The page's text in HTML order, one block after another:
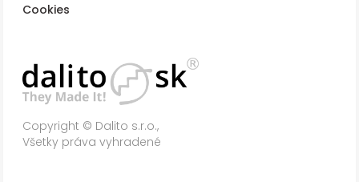
Copyright © Dalito s.r.o.,
Všetky práva vyhradené
Cookies